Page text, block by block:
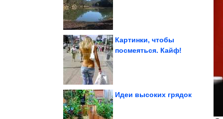
Картинки, чтобы
посмеяться. Кайф!
Кто имеет право на
Идеи высоких грядок